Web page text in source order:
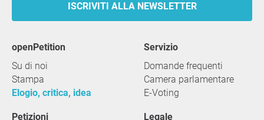
ISCRIVITI ALLA NEWSLETTER
openPetition
Su di noi
Stampa
Elogio, critica, idea
servizio
Domande frequenti
Camera parlamentare
E-Voting
Petizioni Legale